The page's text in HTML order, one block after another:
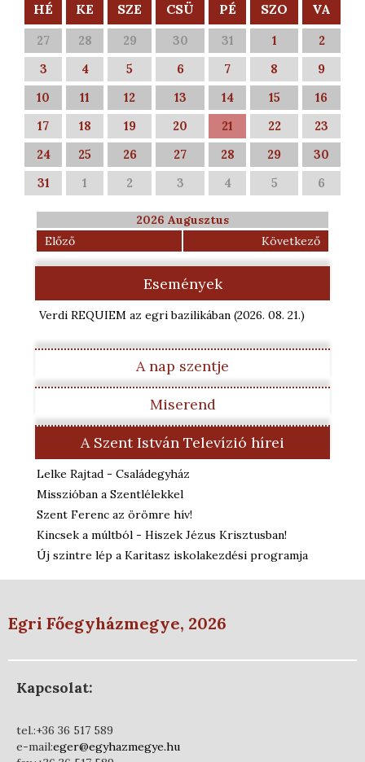
HÉ KE SZE CSÜ PÉ SZO VA
27 28 29 30 31 1
2
3
4 5 6 7 8
9
10
11 12 13 14 15
16
17
18 19 20 21 22
23
24
25 26 27 28 29
30
31
1 2 3 4 5 6
2026 Augusztus
Előző
Következő
Események
Verdi REQUIEM az egri bazilikában (2026. 08. 21.)
A nap szentje
Miserend
A Szent István Televízió hírei
Lelke Rajtad - Családegyház
Misszióban a Szentlélekkel
Szent Ferenc az örömre hív!
Kincsek a múltból - Hiszek Jézus Krisztusban!
Új szintre lép a Karitasz iskolakezdési programja
Egri Főegyházmegye, 2026
Kapcsolat:
tel.:+36 36 517 589
e-mail:eger@egyhazmegye.hu